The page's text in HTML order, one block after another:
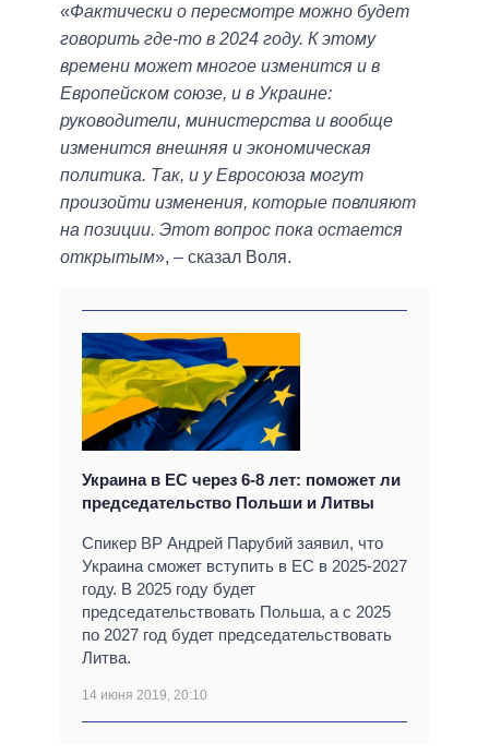
«Фактически о пересмотре можно будет
говорить где-то в 2024 году. К этому
времени может многое изменится и в
Европейском союзе, и в Украине:
руководители, министерства и вообще
изменится внешняя и экономическая
политика. Так, и у Евросоюза могут
произойти изменения, которые повлияют
на позиции. Этот вопрос пока остается
открытым», – сказал Воля.
Украина в ЕС через 6-8 лет: поможет ли
председательство Польши и Литвы
Спикер ВР Андрей Парубий заявил, что
Украина сможет вступить в ЕС в 2025-2027
году. В 2025 году будет
председательствовать Польша, а с 2025
по 2027 год будет председательствовать
Литва.
14 июня 2019, 20:10